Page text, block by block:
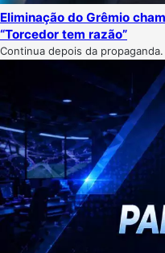
Eliminação do Grêmio
“Torcedor tem razão”
Continua depois da propaganda.